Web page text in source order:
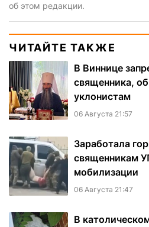
об этом редакции.
ЧИТАЙТЕ ТАКЖЕ
В Виннице
священника,
уклонистам
06 Августа 21:57
Заработала
священникам
мобилизации
06 Августа 21:47
В